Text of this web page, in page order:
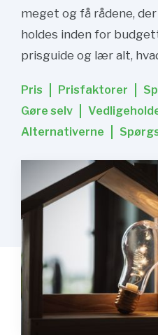
meget og få rådene,
holdes inden for
prisguide og lær alt,
Pris Prisfaktorer
Gøre selv
Alternativerne